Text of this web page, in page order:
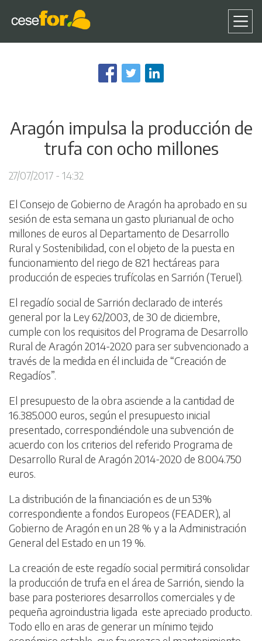
al
contenido
Aragón impulsa la producción de
trufa con ocho millones
27/07/2017 - 14:32
El Consejo de Gobierno de Aragón ha aprobado en su
sesión de esta semana un gasto plurianual de ocho
millones de euros al Departamento de Desarrollo
Rural y Sostenibilidad, con el objeto de la puesta en
funcionamiento del riego de 821 hectáreas para
producción de especies trufícolas en Sarrión (Teruel).
El regadío social de Sarrión declarado de interés
general por la Ley 62/2003, de 30 de diciembre,
cumple con los requisitos del Programa de Desarrollo
Rural de Aragón 2014-2020 para ser subvencionado a
través de la medida en él incluida de “Creación de
Regadíos”.
El presupuesto de la obra asciende a la cantidad de
16.385.000 euros, según el presupuesto inicial
presentado, correspondiéndole una subvención de
acuerdo con los criterios del referido Programa de
Desarrollo Rural de Aragón 2014-2020 de 8.004.750
euros.
La distribución de la financiación es de un 53%
correspondiente a fondos Europeos (FEADER), al
Gobierno de Aragón en un 28 % y a la Administración
General del Estado en un 19 %.
La creación de este regadío social permitirá consolidar
la producción de trufa en el área de Sarrión, siendo la
base para posteriores desarrollos comerciales y de
pequeña agroindustria ligada este apreciado producto.
Todo ello en aras de generar un mínimo tejido